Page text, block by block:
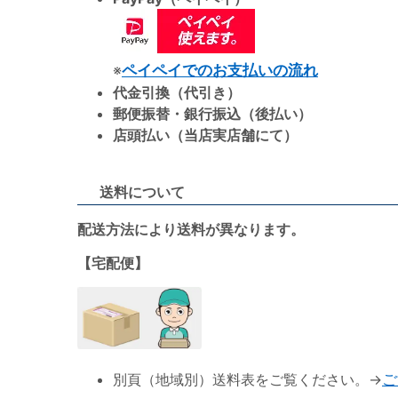
※ペイペイでのお支払いの流れ
代金引換（代引き）
郵便振替・銀行振込（後払い）
店頭払い（当店実店舗にて）
送料について
配送方法により送料が異なります。
【宅配便】
別頁（地域別）送料表をご覧ください。→